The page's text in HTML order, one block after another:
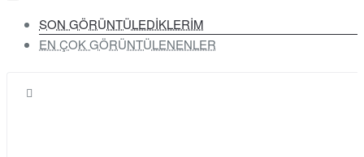
SON GÖRÜNTÜLEDİKLERİM
EN ÇOK GÖRÜNTÜLENENLER